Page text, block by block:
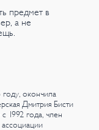
предмет в
а не
году, окончила
Дмитрия Бисти
1992 года, член